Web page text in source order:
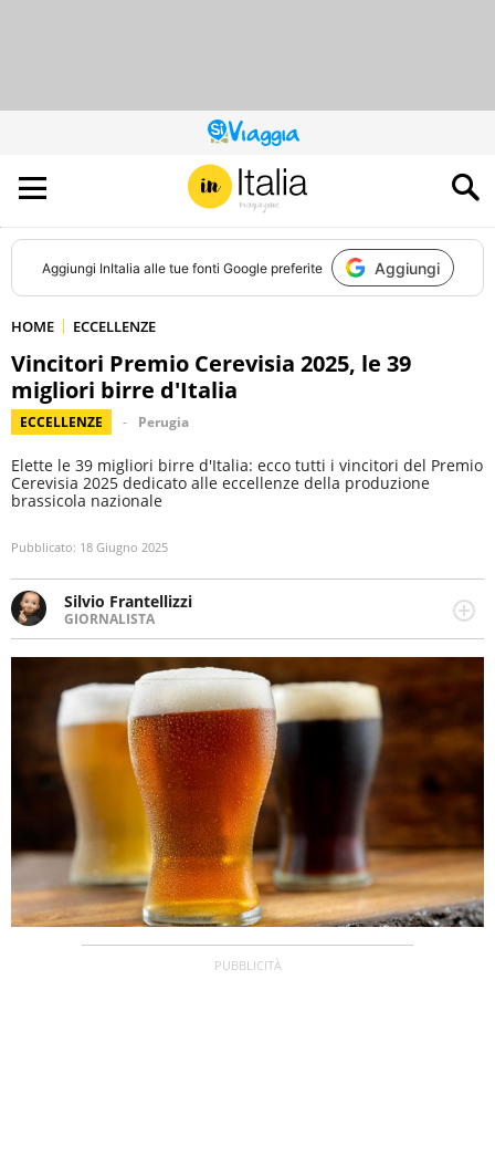
QUESTO
SITO
CONTRIBUISCE
ALL’AUDIENCE
DI
Aggiungi InItalia alle tue fonti Google preferite Aggiungi
HOME ECCELLENZE
Vincitori Premio Cerevisia 2025, le 39
migliori birre d'Italia
ECCELLENZE Perugia
Elette le 39 migliori birre d'Italia: ecco tutti i vincitori del Premio
Cerevisia 2025 dedicato alle eccellenze della produzione
brassicola nazionale
Pubblicato: 18 Giugno 2025
Silvio Frantellizzi
GIORNALISTA
Giornalista pubblicista. Da oltre dieci anni si occupa di
informazione sul web, scrivendo di sport, attualità,
cronaca, motori, spettacolo e videogame.